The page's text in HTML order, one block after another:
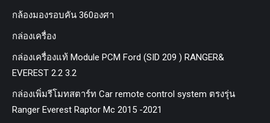
กล้องมองรอบคัน 360องศา
กล่องเครื่อง
กล่องเครื่องแท้ Module PCM Ford (SID 209 ) RANGER&
EVEREST 2.2 3.2
กล่องเพิ่มรีโมทสตาร์ท Car remote control system ตรงรุ่น
Ranger Everest Raptor Mc 2015 -2021